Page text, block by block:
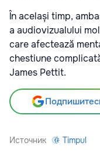
În același timp,
a audiovizualului
care afectează
chestiune
James Pettit.
Источник Timpul